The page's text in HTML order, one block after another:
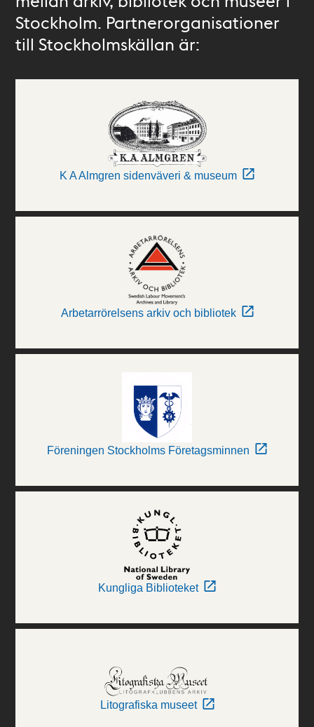
Stockholm. Partnerorganisationer
till Stockholmskällan är:
K A Almgren sidenväveri & museum
Arbetarrörelsens arkiv och bibliotek
Föreningen Stockholms Företagsminnen
Kungliga Biblioteket
Litografiska museet